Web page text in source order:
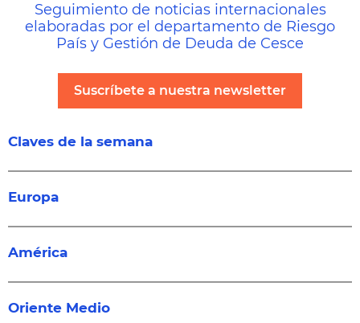
Seguimiento de noticias internacionales
elaboradas por el departamento de Riesgo
País y Gestión de Deuda de Cesce
Suscríbete a nuestra newsletter
Claves de la semana
Europa
América
Oriente Medio